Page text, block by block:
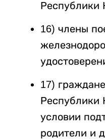
Республики
16) члены
17)
Республики
условии
родители и